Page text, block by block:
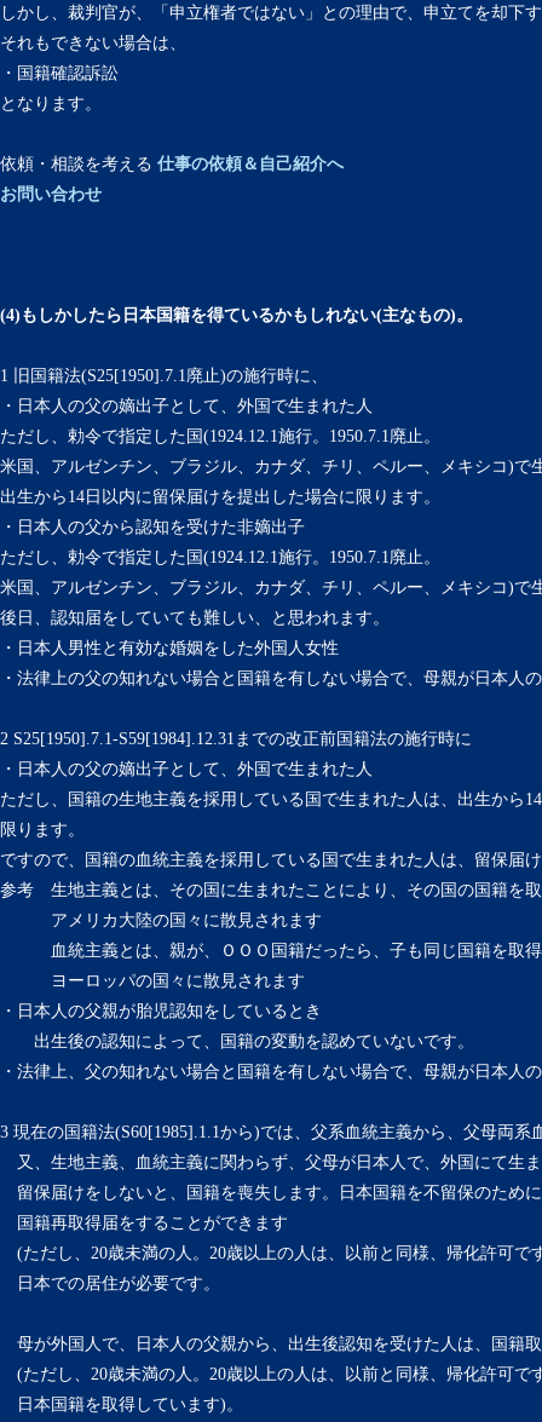
しかし、裁判官が、「申立権者ではない」との理由で、申立てを却下
それもできない場合は、
・国籍確認訴訟
となります。
依頼・相談を考える 仕事の依頼＆自己紹介へ
お問い合わせ
(4)もしかしたら日本国籍を得ているかもしれない(主なもの)。
1 旧国籍法(S25[1950].7.1廃止)の施行時に、
・日本人の父の嫡出子として、外国で生まれた人
ただし、勅令で指定した国(1924.12.1施行。1950.7.1廃止。
米国、アルゼンチン、ブラジル、カナダ、チリ、ペルー、メキシコ)で
出生から14日以内に留保届けを提出した場合に限ります。
・日本人の父から認知を受けた非嫡出子
ただし、勅令で指定した国(1924.12.1施行。1950.7.1廃止。
米国、アルゼンチン、ブラジル、カナダ、チリ、ペルー、メキシコ)で
後日、認知届をしていても難しい、と思われます。
・日本人男性と有効な婚姻をした外国人女性
・法律上の父の知れない場合と国籍を有しない場合で、母親が日本人
2 S25[1950].7.1-S59[1984].12.31までの改正前国籍法の施行時に
・日本人の父の嫡出子として、外国で生まれた人
ただし、国籍の生地主義を採用している国で生まれた人は、出生から
限ります。
ですので、国籍の血統主義を採用している国で生まれた人は、留保届
参考 生地主義とは、その国に生まれたことにより、その国の国籍を
アメリカ大陸の国々に散見されます
血統主義とは、親が、ＯＯＯ国籍だったら、子も同じ国籍を取
ヨーロッパの国々に散見されます
・日本人の父親が胎児認知をしているとき
出生後の認知によって、国籍の変動を認めていないです。
・法律上、父の知れない場合と国籍を有しない場合で、母親が日本人
3 現在の国籍法(S60[1985].1.1から)では、父系血統主義から、父母両系
又、生地主義、血統主義に関わらず、父母が日本人で、外国にて生
留保届けをしないと、国籍を喪失します。日本国籍を不留保のため
国籍再取得届をすることができます
(ただし、20歳未満の人。20歳以上の人は、以前と同様、帰化許可で
日本での居住が必要です。
母が外国人で、日本人の父親から、出生後認知を受けた人は、国籍
(ただし、20歳未満の人。20歳以上の人は、以前と同様、帰化許可で
日本国籍を取得しています)。